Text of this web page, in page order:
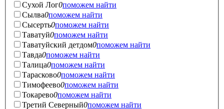
Сухой Лог0поможем найти
Сылва0поможем найти
Сысерть0поможем найти
Таватуй0поможем найти
Таватуйский детдом0поможем найти
Тавда0поможем найти
Талица0поможем найти
Тарасково0поможем найти
Тимофеево0поможем найти
Токарево0поможем найти
Третий Северный0поможем найти